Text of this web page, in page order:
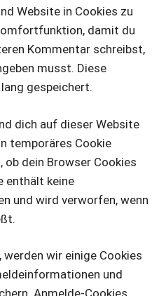
Website in Cookies zu
damit du
Kommentar schreibst,
musst. Diese
gespeichert.
dich auf dieser Website
temporäres Cookie
dein Browser Cookies
enthält keine
und wird verworfen, wenn
wir einige Cookies
und
Anmelde-Cookies